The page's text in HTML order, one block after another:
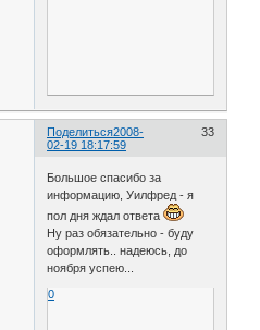
Поделиться 33
2008-
02-19 18:17:59
Большое спасибо за
информацию, Уилфред - я
пол дня ждал ответа
Ну раз обязательно - буду
оформлять.. надеюсь, до
ноября успею...
0